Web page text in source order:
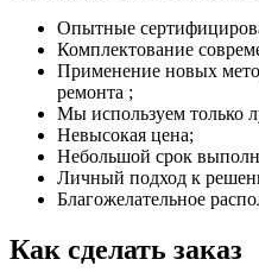
Опытные
Комплектование
Применение новых
ремонта ;
Мы используем только
Невысокая цена;
Небольшой срок
Личный подход к
Благожелательное
Как сделать заказ